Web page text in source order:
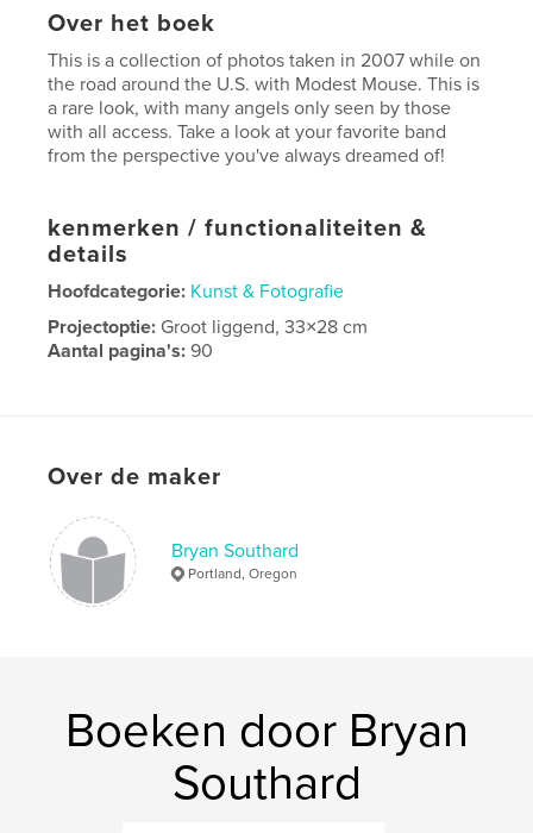
Over het boek
This is a collection of photos taken in 2007 while on
the road around the U.S. with Modest Mouse. This is
a rare look, with many angels only seen by those
with all access. Take a look at your favorite band
from the perspective you've always dreamed of!
kenmerken / functionaliteiten &
details
Hoofdcategorie: Kunst & Fotografie
Projectoptie: Groot liggend, 33×28 cm
Aantal pagina's:90
Over de maker
Bryan Southard
Portland, Oregon
Boeken door Bryan
Southard